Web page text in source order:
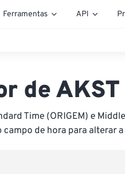
Ferramentas API
de
Time (ORIGEM) e
campo de hora para alterar